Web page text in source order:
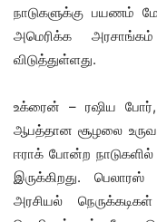
நாடுகளுக்கு பயணம்
அமெரிக்க
விடுத்துள்ளது.
உக்ரைன் – ரஷிய போர்,
ஆபத்தான சூழலை
ஈராக் போன்ற
இருக்கிறது.
அரசியல்